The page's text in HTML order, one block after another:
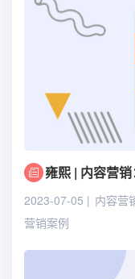
雍熙 | 内容营
2023-07-05 内容营
营销案例